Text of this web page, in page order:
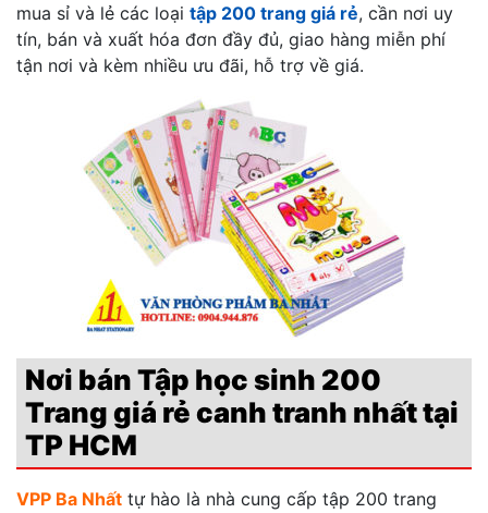
mua sỉ và lẻ các loại tập 200 trang giá rẻ, cần nơi uy
tín, bán và xuất hóa đơn đầy đủ, giao hàng miễn phí
tận nơi và kèm nhiều ưu đãi, hỗ trợ về giá.
Nơi bán Tập học sinh 200
Trang giá rẻ canh tranh nhất tại
TP HCM
VPP Ba Nhất tự hào là nhà cung cấp tập 200 trang